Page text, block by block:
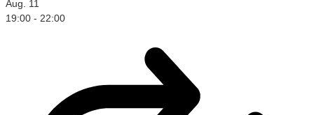
Aug. 11
19:00 - 22:00